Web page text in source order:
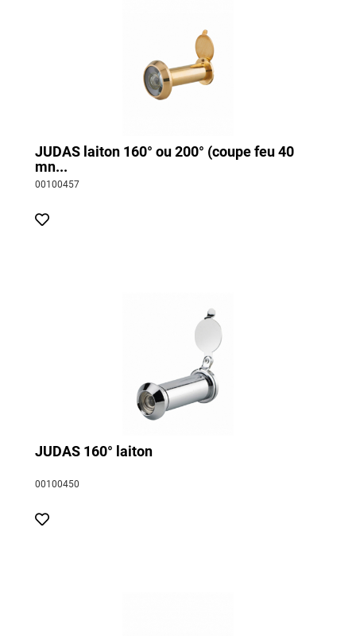
JUDAS laiton 160° ou 200° (coupe feu 40
mn...
00100457
JUDAS 160° laiton
00100450